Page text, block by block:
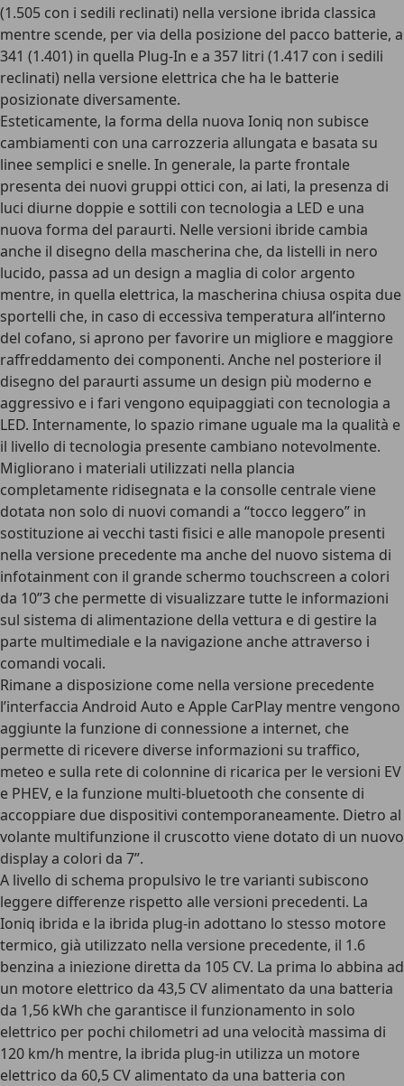
(1.505 con i sedili reclinati) nella versione ibrida classica
mentre scende, per via della posizione del pacco batterie, a
341 (1.401) in quella Plug-In e a 357 litri (1.417 con i sedili
reclinati) nella versione elettrica che ha le batterie
posizionate diversamente.
Esteticamente, la forma della nuova Ioniq non subisce
cambiamenti con una carrozzeria allungata e basata su
linee semplici e snelle. In generale, la parte frontale
presenta dei nuovi gruppi ottici con, ai lati, la presenza di
luci diurne doppie e sottili con tecnologia a LED e una
nuova forma del paraurti. Nelle versioni ibride cambia
anche il disegno della mascherina che, da listelli in nero
lucido, passa ad un design a maglia di color argento
mentre, in quella elettrica, la mascherina chiusa ospita due
sportelli che, in caso di eccessiva temperatura all’interno
del cofano, si aprono per favorire un migliore e maggiore
raffreddamento dei componenti. Anche nel posteriore il
disegno del paraurti assume un design più moderno e
aggressivo e i fari vengono equipaggiati con tecnologia a
LED. Internamente, lo spazio rimane uguale ma la qualità e
il livello di tecnologia presente cambiano notevolmente.
Migliorano i materiali utilizzati nella plancia
completamente ridisegnata e la consolle centrale viene
dotata non solo di nuovi comandi a “tocco leggero” in
sostituzione ai vecchi tasti fisici e alle manopole presenti
nella versione precedente ma anche del nuovo sistema di
infotainment con il grande schermo touchscreen a colori
da 10”3 che permette di visualizzare tutte le informazioni
sul sistema di alimentazione della vettura e di gestire la
parte multimediale e la navigazione anche attraverso i
comandi vocali.
Rimane a disposizione come nella versione precedente
l’interfaccia Android Auto e Apple CarPlay mentre vengono
aggiunte la funzione di connessione a internet, che
permette di ricevere diverse informazioni su traffico,
meteo e sulla rete di colonnine di ricarica per le versioni EV
e PHEV, e la funzione multi-bluetooth che consente di
accoppiare due dispositivi contemporaneamente. Dietro al
volante multifunzione il cruscotto viene dotato di un nuovo
display a colori da 7”.
A livello di schema propulsivo le tre varianti subiscono
leggere differenze rispetto alle versioni precedenti. La
Ioniq ibrida e la ibrida plug-in adottano lo stesso motore
termico, già utilizzato nella versione precedente, il 1.6
benzina a iniezione diretta da 105 CV. La prima lo abbina ad
un motore elettrico da 43,5 CV alimentato da una batteria
da 1,56 kWh che garantisce il funzionamento in solo
elettrico per pochi chilometri ad una velocità massima di
120 km/h mentre, la ibrida plug-in utilizza un motore
elettrico da 60,5 CV alimentato da una batteria con